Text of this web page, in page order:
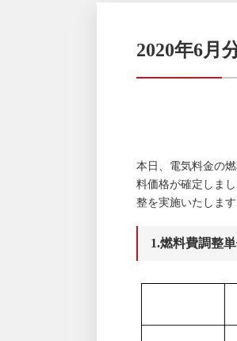
2020年6月
本日、電気料金の
料価格が確定しま
整を実施いたします
1.燃料費調整